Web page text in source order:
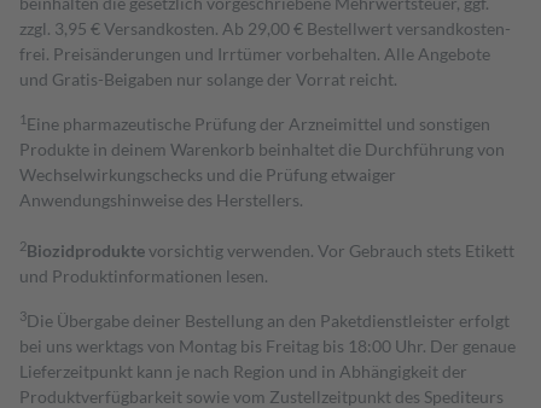
zzgl. 3,95 € Versandkosten. Ab 29,00 € Bestell­wert versand­kosten­
frei. Preisänderungen und Irrtümer vorbehalten. Alle Angebote
und Gratis-Beigaben nur solange der Vorrat reicht.
1 Eine pharmazeutische Prüfung der Arzneimittel und sonstigen
Produkte in deinem Warenkorb beinhaltet die Durchführung von
Wechselwirkungschecks und die Prüfung etwaiger
Anwendungshinweise des Herstellers.
2Biozidproduktevorsichtig verwenden. Vor Gebrauch stets Etikett
und Produktinformationen lesen.
3Die Übergabe deiner Bestellung an den Paketdienstleister erfolgt
bei uns werktags von Montag bis Freitag bis 18:00 Uhr. Der genaue
Lieferzeitpunkt kann je nach Region und in Abhängigkeit der
Produktverfügbarkeit sowie vom Zustellzeitpunkt des Spediteurs